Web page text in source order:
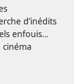
d’inédits
enfouis…
cinéma